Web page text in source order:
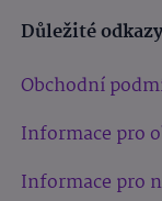
Důležité
Obchodní
Informace pro
Informace pro